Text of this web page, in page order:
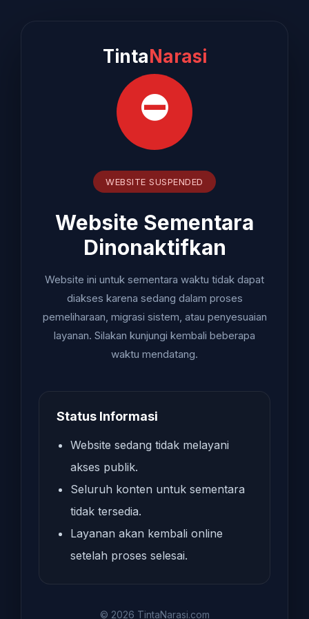
TintaNarasi
⛔
WEBSITE SUSPENDED
Website Sementara
Dinonaktifkan
Website ini untuk sementara waktu tidak dapat
diakses karena sedang dalam proses
pemeliharaan, migrasi sistem, atau penyesuaian
layanan. Silakan kunjungi kembali beberapa
waktu mendatang.
Status Informasi
Website sedang tidak melayani
akses publik.
Seluruh konten untuk sementara
tidak tersedia.
Layanan akan kembali online
setelah proses selesai.
© 2026 TintaNarasi.com